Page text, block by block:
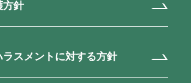
方針
ラスメントに対する方針